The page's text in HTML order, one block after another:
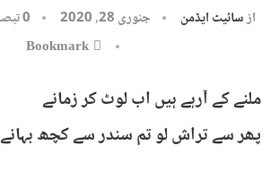
ازسائیٹ ایڈمن جنوری 28, 2020 0 تبصرے
Bookmark
ملنے کے آرہے ہیں اب لوٹ کر زمانے
پھر سے تراش لو تم سندر سے کچھ بہانے